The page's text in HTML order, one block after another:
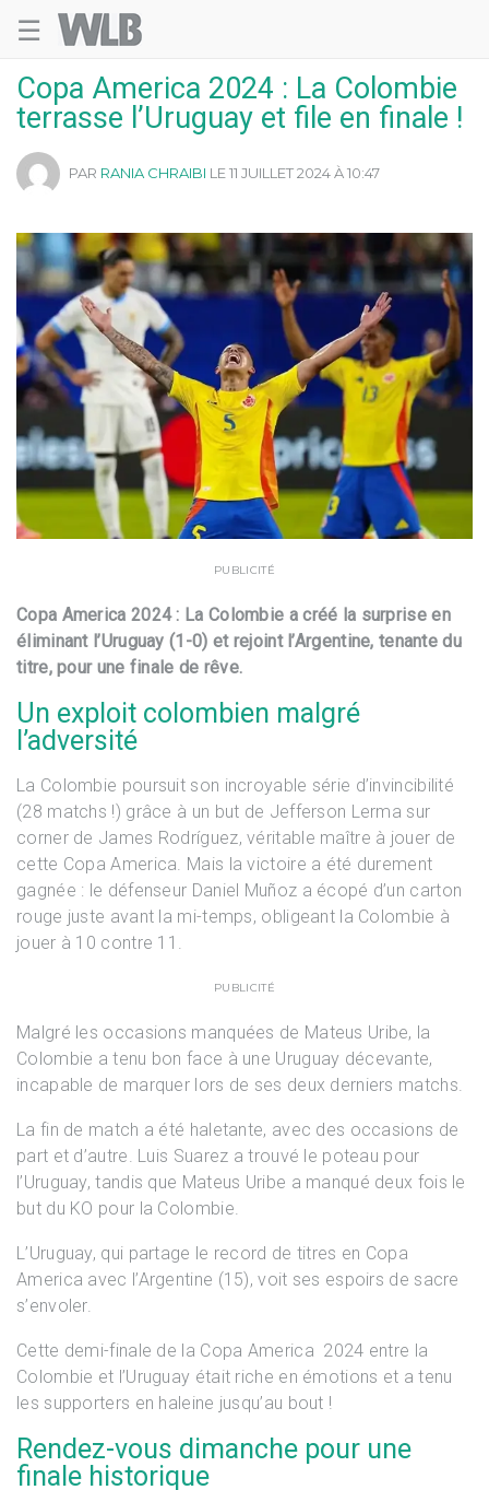
☰
Copa America 2024 : La Colombie
terrasse l’Uruguay et file en finale !
PAR RANIA CHRAIBI LE 11 JUILLET 2024 À 10:47
PUBLICITÉ
Copa America 2024 : La Colombie a créé la surprise en
éliminant l’Uruguay (1-0) et rejoint l’Argentine, tenante du
titre, pour une finale de rêve.
Un exploit colombien malgré
l’adversité
La Colombie poursuit son incroyable série d’invincibilité
(28 matchs !) grâce à un but de Jefferson Lerma sur
corner de James Rodríguez, véritable maître à jouer de
cette Copa America. Mais la victoire a été durement
gagnée : le défenseur Daniel Muñoz a écopé d’un carton
rouge juste avant la mi-temps, obligeant la Colombie à
jouer à 10 contre 11.
PUBLICITÉ
Malgré les occasions manquées de Mateus Uribe, la
Colombie a tenu bon face à une Uruguay décevante,
incapable de marquer lors de ses deux derniers matchs.
La fin de match a été haletante, avec des occasions de
part et d’autre. Luis Suarez a trouvé le poteau pour
l’Uruguay, tandis que Mateus Uribe a manqué deux fois le
but du KO pour la Colombie.
L’Uruguay, qui partage le record de titres en Copa
America avec l’Argentine (15), voit ses espoirs de sacre
s’envoler.
Cette demi-finale de la Copa America 2024 entre la
Colombie et l’Uruguay était riche en émotions et a tenu
les supporters en haleine jusqu’au bout !
Rendez-vous dimanche pour une
finale historique